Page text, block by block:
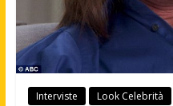
Interviste Look Celebrità